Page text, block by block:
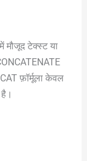
मौजूद टेक्स्ट या
फ़ॉर्मूला केवल